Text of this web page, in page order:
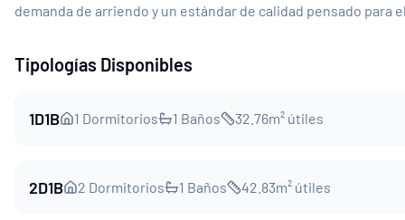
demanda de arriendo y un estándar de calidad pensado para
Tipologías Disponibles
1D1B 1 Dormitorios 1 Baños 32.76m² útiles
2D1B 2 Dormitorios 1 Baños 42.83m² útiles